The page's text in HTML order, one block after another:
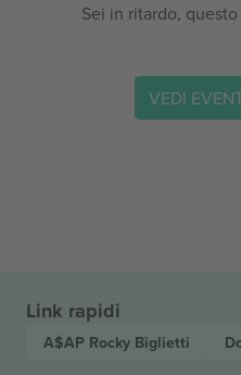
Sei in ritardo,
VEDI
Link rapidi
A$AP Rocky Biglietti